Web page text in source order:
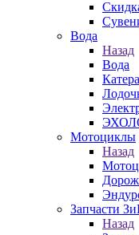
Вода
Назад
Вода
Мотоциклы
Назад
Запчасти
Назад